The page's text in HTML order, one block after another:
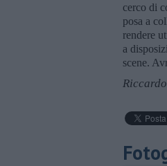
cerco di
posa a
rendere
a
scene.